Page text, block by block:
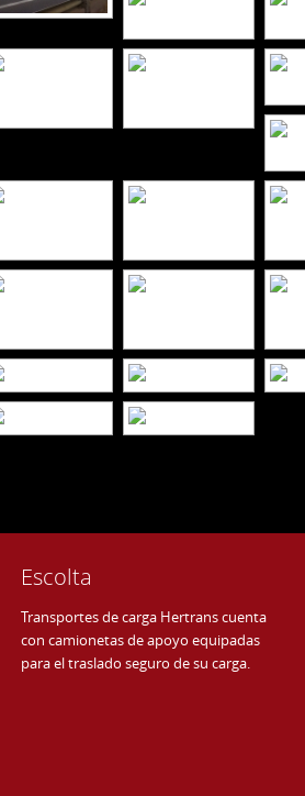
Escolta
Transportes de carga Hertrans cuenta
con camionetas de apoyo equipadas
para el traslado seguro de su carga.